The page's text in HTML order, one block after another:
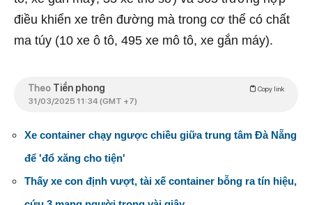
điều khiển xe trên đường mà trong cơ thể có chất
ma túy (10 xe ô tô, 495 xe mô tô, xe gắn máy).
Theo Tiền phong Copy link
31/03/2025 11:34 (GMT +7)
Xe container chạy ngược chiều giữa trung tâm Đà Nẵng
để 'đổ xăng cho tiện'
Thấy xe con định vượt, tài xế container bỗng ra tín hiệu,